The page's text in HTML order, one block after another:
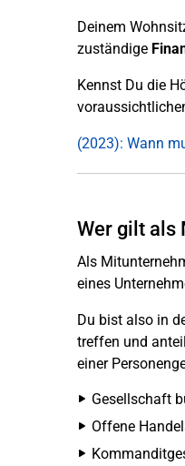
Deinem
zuständige
Kennst Du die
(2023): Wann
Wer gilt als
Als
eines
Du bist also in
treffen und
einer
Gesellschaft
Offene